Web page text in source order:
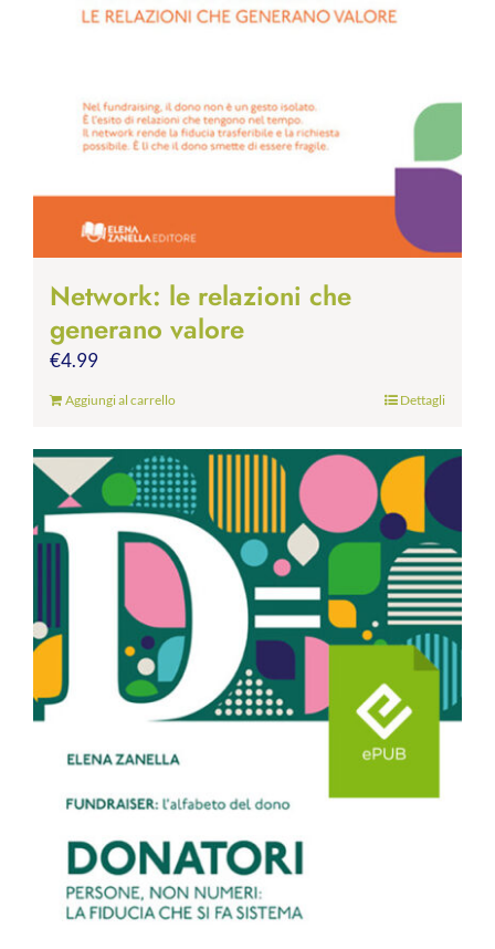
Network: le relazioni che
generano valore
€4.99
Aggiungi al carrello Dettagli